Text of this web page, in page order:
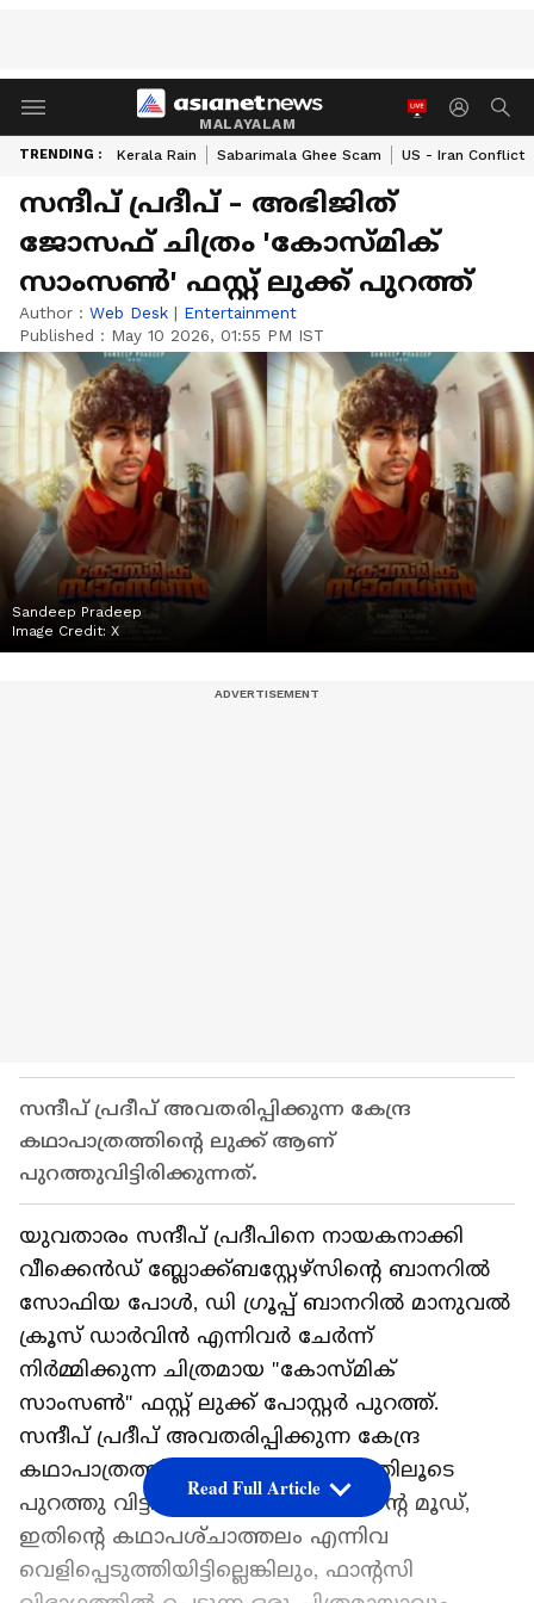
MALAYALAM
TRENDING : Kerala Rain Sabarimala Ghee Scam US - Iran Conflict
സന്ദീപ് പ്രദീപ് - അഭിജിത്
ജോസഫ് ചിത്രം 'കോസ്മിക്
സാംസൺ' ഫസ്റ്റ് ലുക്ക് പുറത്ത്
Author : Web Desk | Entertainment
Published : May 10 2026, 01:55 PM IST
Sandeep Pradeep
Image Credit: X
സന്ദീപ് പ്രദീപ് അവതരിപ്പിക്കുന്ന കേന്ദ്ര
കഥാപാത്രത്തിന്റെ ലുക്ക് ആണ്
പുറത്തുവിട്ടിരിക്കുന്നത്.
യുവതാരം സന്ദീപ് പ്രദീപിനെ നായകനാക്കി
വീക്കെൻഡ് ബ്ലോക്ക്ബസ്റ്റേഴ്സിന്റെ ബാനറിൽ
സോഫിയ പോൾ, ഡി ഗ്രൂപ്പ് ബാനറിൽ മാനുവൽ
ക്രൂസ് ഡാർവിൻ എന്നിവർ ചേർന്ന്
നിർമ്മിക്കുന്ന ചിത്രമായ "കോസ്മിക്
സാംസൺ" ഫസ്റ്റ് ലുക്ക് പോസ്റ്റർ പുറത്ത്.
സന്ദീപ് പ്രദീപ് അവതരിപ്പിക്കുന്ന കേന്ദ്ര
കഥാപാത്രത്തിന്റെ ലുക്ക് ആണ് ഇതിലൂടെ
പുറത്തു വിട്ടിരിക്കുന്നത്. ചിത്രത്തിന്റെ മൂഡ്,
ഇതിന്റെ കഥാപശ്‌ചാത്തലം എന്നിവ
വെളിപ്പെടുത്തിയിട്ടില്ലെങ്കിലും, ഫാന്റസി
Read Full Article